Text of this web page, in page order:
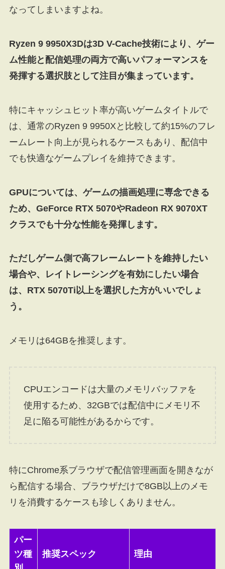
なってしまいますよね。
Ryzen 9 9950X3Dは3D V-Cache技術により、ゲー
ム性能と配信処理の両方で高いパフォーマンスを
発揮する選択肢として注目が集まっています。
特にキャッシュヒット率が高いゲームタイトルで
は、通常のRyzen 9 9950Xと比較して約15%のフレ
ームレート向上が見られるケースもあり、配信中
でも快適なゲームプレイを維持できます。
GPUについては、ゲームの描画処理に専念できる
ため、GeForce RTX 5070やRadeon RX 9070XT
クラスでも十分な性能を発揮します。
ただしゲーム側で高フレームレートを維持したい
場合や、レイトレーシングを有効にしたい場合
は、RTX 5070Ti以上を選択した方がいいでしょ
う。
メモリは64GBを推奨します。
CPUエンコードは大量のメモリバッファを
使用するため、32GBでは配信中にメモリ不
足に陥る可能性があるからです。
特にChrome系ブラウザで配信管理画面を開きなが
ら配信する場合、ブラウザだけで8GB以上のメモ
リを消費するケースも珍しくありません。
パー
ツ種
推奨スペック 理由